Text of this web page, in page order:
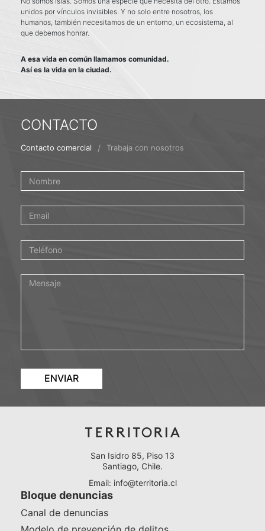
unidos por vínculos invisibles. Y no solo entre nosotros, los
humanos, también necesitamos de un entorno, un ecosistema, al
que debemos honrar.
A esa vida en común llamamos comunidad.
Así es la vida en la ciudad.
CONTACTO
Contacto comercial / Trabaja con nosotros
ENVIAR
San Isidro 85, Piso 13
Santiago, Chile.
Email: info@territoria.cl
Bloque denuncias
Canal de denuncias